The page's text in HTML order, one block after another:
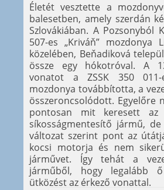
Életét vesztette a
balesetben, amely szerdán
Szlovákiában. A Pozsonyból
507-es „Kriváň” mozdonya
közelében, Beňadiková
össze egy hókotróval. A
vonatot a ZSSK 350 011-
mozdonya továbbította, a
összeroncsolódott. Egyelőre
pontosan mit keresett az
síkosságmentesítő jármű, de
változat szerint pont az
kocsi motorja és nem
járművet. Így tehát a
járműből, hogy legalább
ütközést az érkező vonattal.